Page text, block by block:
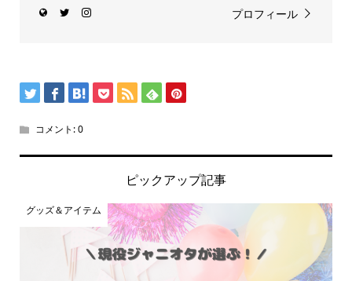
プロフィール
コメント:0
ピックアップ記事
グッズ＆アイテム